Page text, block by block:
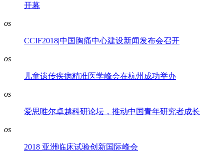
开幕
os
CCIF2018|中国胸痛中心建设新闻发布会召开
os
儿童遗传疾病精准医学峰会在杭州成功举办
os
爱思唯尔卓越科研论坛，推动中国青年研究者成长
os
2018 亚洲临床试验创新国际峰会